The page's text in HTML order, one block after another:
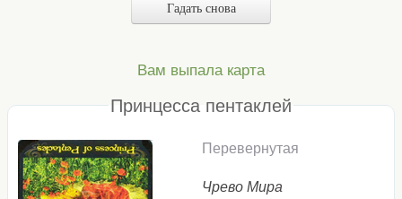
Гадать снова
Вам выпала карта
Принцесса пентаклей
Перевернутая
Чрево Мира